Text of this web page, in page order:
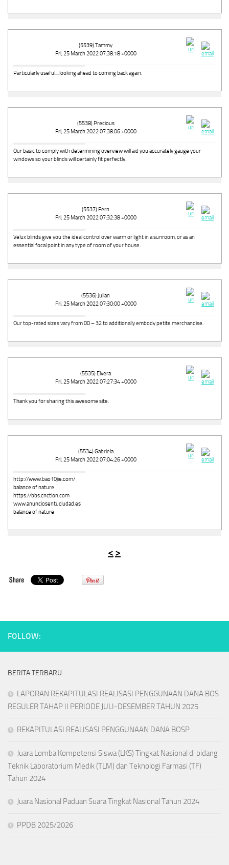
(5539) Tammy
Fri, 25 March 2022 07:38:18 +0000
Particularly useful....looking ahead to coming back again.
(5538) Precious
Fri, 25 March 2022 07:38:06 +0000
Our basic to comply with determining overview will aid you accurately gauge your
windows so your blinds will certainly fit perfectly.
(5537) Fern
Fri, 25 March 2022 07:32:38 +0000
Velux blinds give you the ideal control over warm or light in a sunroom, or as an
essential focal point in any type of room of your house.
(5536) Julian
Fri, 25 March 2022 07:30:00 +0000
Our top-rated sizes vary from 00 – 32 to additionally embody petite merchandise.
(5535) Elvera
Fri, 25 March 2022 07:27:34 +0000
Tһank you for shаring this awesome site.
(5534) Gabriela
Fri, 25 March 2022 07:04:26 +0000
http://www.bao10jie.com/
balance of nature
https://bbs.cnction.com
www.anunciosentuciudad.es
balance of nature
< >
FOLLOW:
BERITA TERBARU
LAPORAN REKAPITULASI REALISASI PENGGUNAAN DANA BOS
REGULER TAHAP II PERIODE JULI-DESEMBER TAHUN 2025
REKAPITULASI REALISASI PENGGUNAAN DANA BOSP
Juara Lomba Kompetensi Siswa (LKS) Tingkat Nasional di bidang
Teknik Laboratorium Medik (TLM) dan Teknologi Farmasi (TF)
Tahun 2024
Juara Nasional Paduan Suara Tingkat Nasional Tahun 2024
PPDB 2025/2026